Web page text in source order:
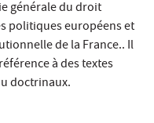
générale du droit
politiques européens et
de la France.. Il
à des textes
doctrinaux.